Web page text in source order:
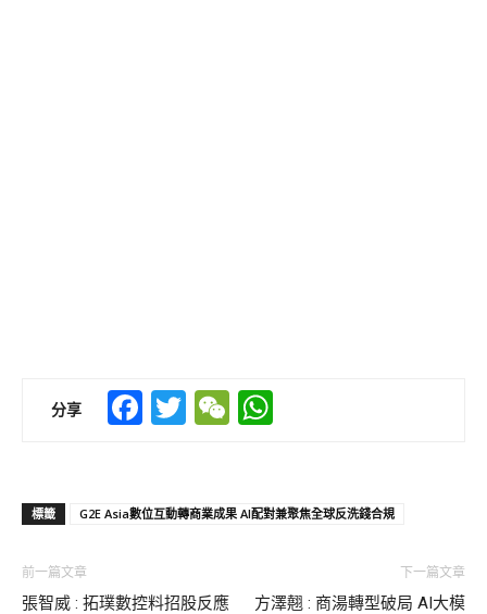
分享 Facebook
TwitterWeChat
標籤 G2E Asia數位互動轉商業成果 AI配對兼聚焦全球反洗錢合規
前一篇文章
張智威 : 拓璞數控料招股反應
下一篇文章
方澤翹 : 商湯轉型破局 AI大模